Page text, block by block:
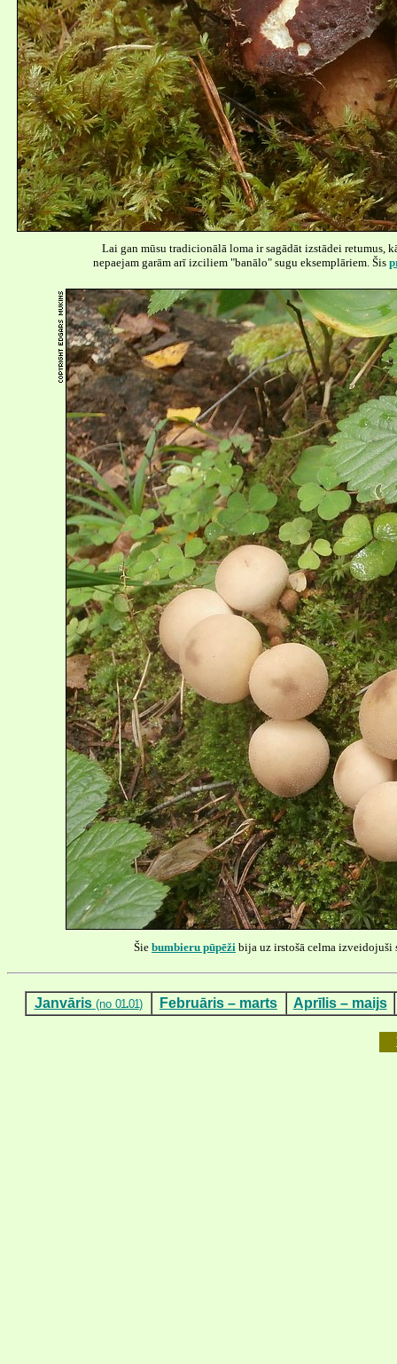
Lai gan mūsu tradicionālā loma ir sagādāt izstādei retumus,
nepaejam garām arī izciliem "banālo" sugu eksemplāriem. Šis
Šie bumbieru pūpēži bija uz irstošā celma
Janvāris (no 01.01) Februāris – marts Aprīlis – maijs